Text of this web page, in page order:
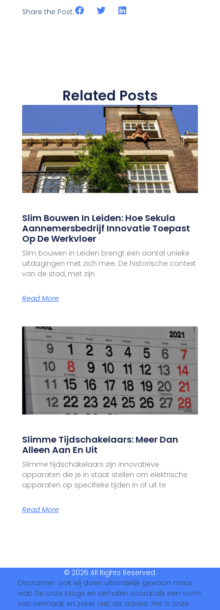
Share the Post:
Related Posts
Slim Bouwen In Leiden: Hoe Sekula
Aannemersbedrijf Innovatie Toepast
Op De Werkvloer
Slim bouwen in Leiden brengt een aantal unieke
uitdagingen met zich mee. De historische context
van de stad, met zijn
Read More
Slimme Tijdschakelaars: Meer Dan
Alleen Aan En Uit
Slimme tijdschakelaars zijn innovatieve
apparaten die je in staat stellen om elektrische
apparaten op specifieke tijden in of uit te
Read More
© 2026 All Rights Reserved.
Disclaimer: ook wij doen uiteindelijk gewoon maar
wat! Zie onze blogs en verhalen vooral als een vorm
van vermaak en zeker niet als advies. Het is onze